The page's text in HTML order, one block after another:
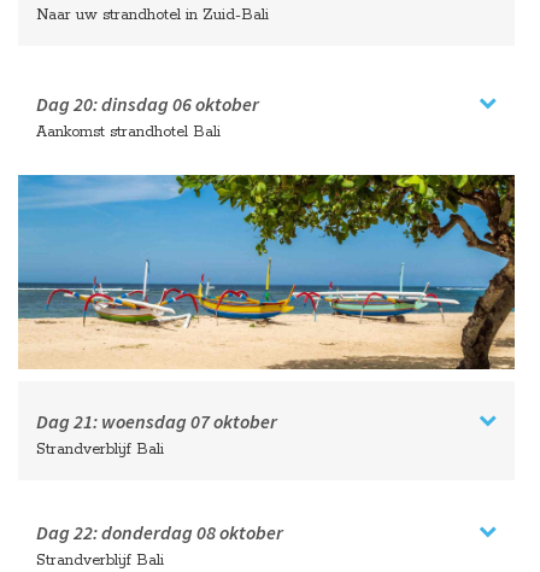
Naar uw strandhotel in Zuid-Bali
Dag 20:dinsdag 06 oktober
Aankomst strandhotel Bali
Dag 21: woensdag 07 oktober
Strandverblijf Bali
Dag 22:donderdag 08 oktober
Strandverblijf Bali